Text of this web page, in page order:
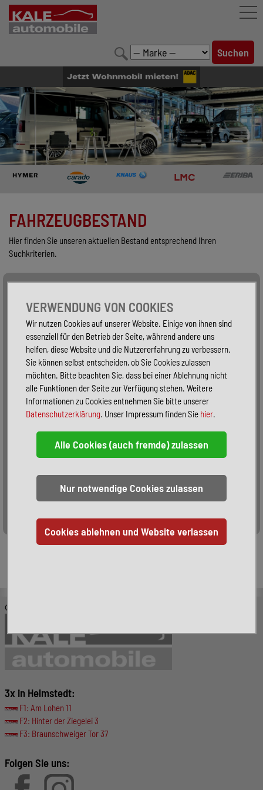
FAHRZEUGBESTAND
LEISTUNGEN
KONFIGURATOR
MARKENWELT
UNTERNEHMEN
FAHRZEUGBESTAND
Hier finden Sie unseren aktuellen Bestand entsprechend Ihren
Suchkriterien.
Alle Fahrzeuge
Sortieren:
© KALE-Automobile GmbH
3x in Helmstedt:
F1: Am Lohen 11
F2: Hinter der Ziegelei 3
F3: Braunschweiger Tor 37
Folgen Sie uns:
VERWENDUNG VON COOKIES
Wir nutzen Cookies auf unserer Website. Einige von ihnen sind
essenziell für den Betrieb der Seite, während andere uns
helfen, diese Website und die Nutzererfahrung zu verbessern.
Sie können selbst entscheiden, ob Sie Cookies zulassen
möchten. Bitte beachten Sie, dass bei einer Ablehnung nicht
alle Funktionen der Seite zur Verfügung stehen. Weitere
Informationen zu Cookies entnehmen Sie bitte unserer
Datenschutzerklärung. Unser Impressum finden Sie hier.